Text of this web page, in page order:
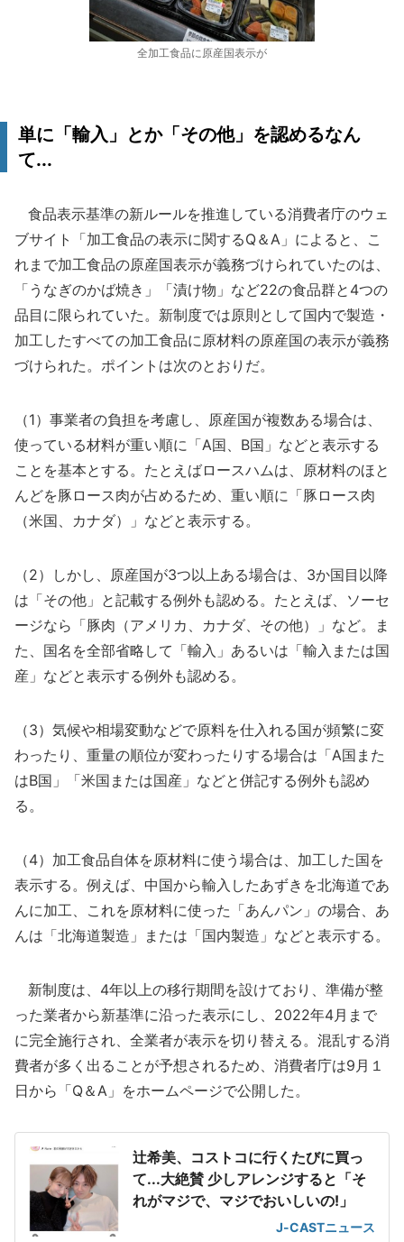
全加工食品に原産国表示が
単に「輸入」とか「その他」を認めるなん
て...
食品表示基準の新ルールを推進している消費者庁のウェ
ブサイト「加工食品の表示に関するQ＆A」によると、こ
れまで加工食品の原産国表示が義務づけられていたのは、
「うなぎのかば焼き」「漬け物」など22の食品群と4つの
品目に限られていた。新制度では原則として国内で製造・
加工したすべての加工食品に原材料の原産国の表示が義務
づけられた。ポイントは次のとおりだ。
（1）事業者の負担を考慮し、原産国が複数ある場合は、
使っている材料が重い順に「A国、B国」などと表示する
ことを基本とする。たとえばロースハムは、原材料のほと
んどを豚ロース肉が占めるため、重い順に「豚ロース肉
（米国、カナダ）」などと表示する。
（2）しかし、原産国が3つ以上ある場合は、3か国目以降
は「その他」と記載する例外も認める。たとえば、ソーセ
ージなら「豚肉（アメリカ、カナダ、その他）」など。ま
た、国名を全部省略して「輸入」あるいは「輸入または国
産」などと表示する例外も認める。
（3）気候や相場変動などで原料を仕入れる国が頻繁に変
わったり、重量の順位が変わったりする場合は「A国また
はB国」「米国または国産」などと併記する例外も認め
る。
（4）加工食品自体を原材料に使う場合は、加工した国を
表示する。例えば、中国から輸入したあずきを北海道であ
んに加工、これを原材料に使った「あんパン」の場合、あ
んは「北海道製造」または「国内製造」などと表示する。
新制度は、4年以上の移行期間を設けており、準備が整
った業者から新基準に沿った表示にし、2022年4月まで
に完全施行され、全業者が表示を切り替える。混乱する消
費者が多く出ることが予想されるため、消費者庁は9月１
日から「Q＆A」をホームページで公開した。
辻希美、コストコに行くたびに買っ
て...大絶賛 少しアレンジすると「そ
れがマジで、マジでおいしいの!」
J-CASTニュース